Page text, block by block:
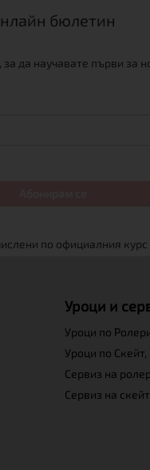
бюлетин
да научавате първи за
Уроци и
Уроци по
Уроци по
Сервиз на
Сервиз на